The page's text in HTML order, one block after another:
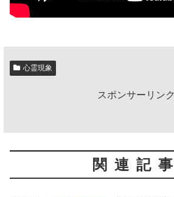
心霊現象
スポンサーリンク
関連記事